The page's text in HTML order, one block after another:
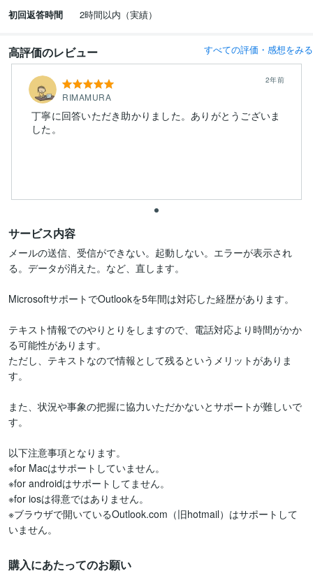
初回返答時間
2時間以内（実績）
高評価のレビュー すべての評価・感想をみる
RIMAMURA
2年前
丁寧に回答いただき助かりました。ありがとうございま
した。
サービス内容
メールの送信、受信ができない。起動しない。エラーが表示され
る。データが消えた。など、直します。
MicrosoftサポートでOutlookを5年間は対応した経歴があります。
テキスト情報でのやりとりをしますので、電話対応より時間がかか
る可能性があります。
ただし、テキストなので情報として残るというメリットがありま
す。
また、状況や事象の把握に協力いただかないとサポートが難しいで
す。
以下注意事項となります。
※for Macはサポートしていません。
※for androidはサポートしてません。
※for iosは得意ではありません。
※ブラウザで開いているOutlook.com（旧hotmail）はサポートして
いません。
購入にあたってのお願い